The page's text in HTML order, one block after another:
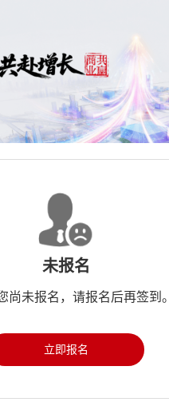
未报名
尚未报名，请报名后再签到。
立即报名